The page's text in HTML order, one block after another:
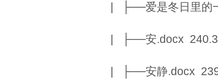
| ├──爱是冬日里的
| ├──安.docx
| ├──安静.docx